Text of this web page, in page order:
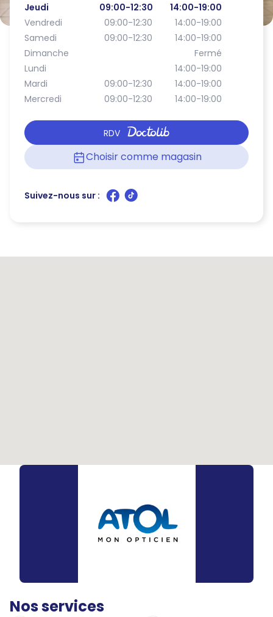
Jeudi
09:00-12:30
14:00-19:00
Vendredi
09:00-12:30
14:00-19:00
Samedi
09:00-12:30
14:00-19:00
Dimanche
Fermé
Lundi
14:00-19:00
Mardi
09:00-12:30
14:00-19:00
Mercredi
09:00-12:30 14:00-19:00
RDV
Choisir comme magasin
Suivez-nous sur :
Nos services